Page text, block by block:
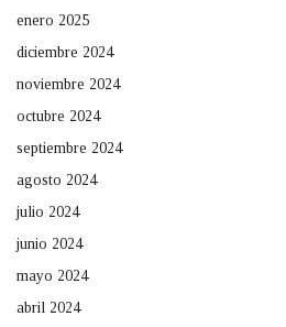
enero 2025
diciembre 2024
noviembre 2024
octubre 2024
septiembre 2024
agosto 2024
julio 2024
junio 2024
mayo 2024
abril 2024